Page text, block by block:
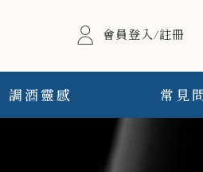
會員登入/註冊
調酒靈感 常見